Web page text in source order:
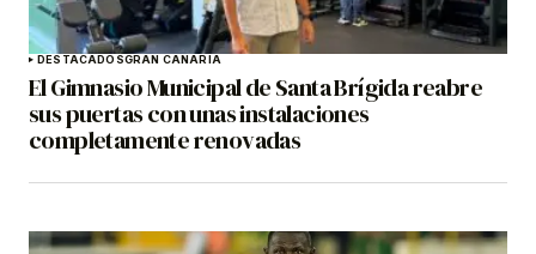
DESTACADOSGRAN CANARIA
El Gimnasio Municipal de Santa Brígida reabre
sus puertas con unas instalaciones
completamente renovadas